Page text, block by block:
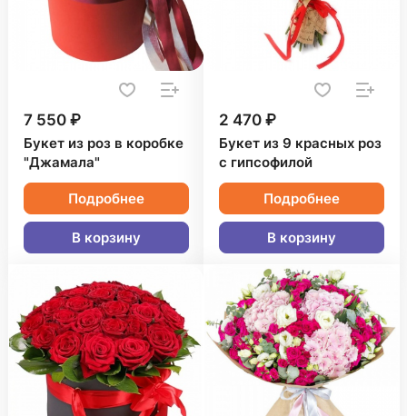
7 550 ₽
Букет из роз в коробке
"Джамала"
Подробнее
В корзину
2 470 ₽
Букет из 9 красных роз
с гипсофилой
Подробнее
В корзину